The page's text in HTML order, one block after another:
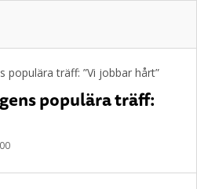
populära träff: